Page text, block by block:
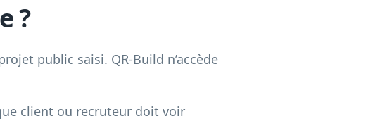
?
public saisi. QR-Build n’accède
client ou recruteur doit voir